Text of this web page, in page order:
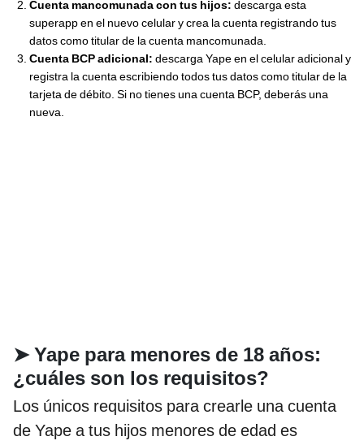
Cuenta mancomunada con tus hijos: descarga esta
superapp en el nuevo celular y crea la cuenta registrando tus
datos como titular de la cuenta mancomunada.
Cuenta BCP adicional: descarga Yape en el celular adicional y
registra la cuenta escribiendo todos tus datos como titular de la
tarjeta de débito. Si no tienes una cuenta BCP, deberás una
nueva.
➤ Yape para menores de 18 años:
¿cuáles son los requisitos?
Los únicos requisitos para crearle una cuenta
de Yape a tus hijos menores de edad es